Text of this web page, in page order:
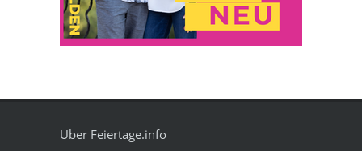
Über Feiertage.info